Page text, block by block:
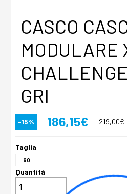
CASCO
MODULARE
GRI
-15% 186,15€ 219,00€
Taglia
Quantità